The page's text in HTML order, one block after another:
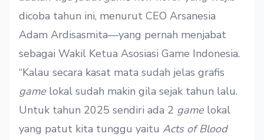
dicoba tahun ini, menurut CEO Arsanesia
Adam Ardisasmita—yang pernah menjabat
sebagai Wakil Ketua Asosiasi Game Indonesia.
“Kalau secara kasat mata sudah jelas grafis
game lokal sudah makin gila sejak tahun lalu.
Untuk tahun 2025 sendiri ada 2 game lokal
yang patut kita tunggu yaitu Acts of Blood